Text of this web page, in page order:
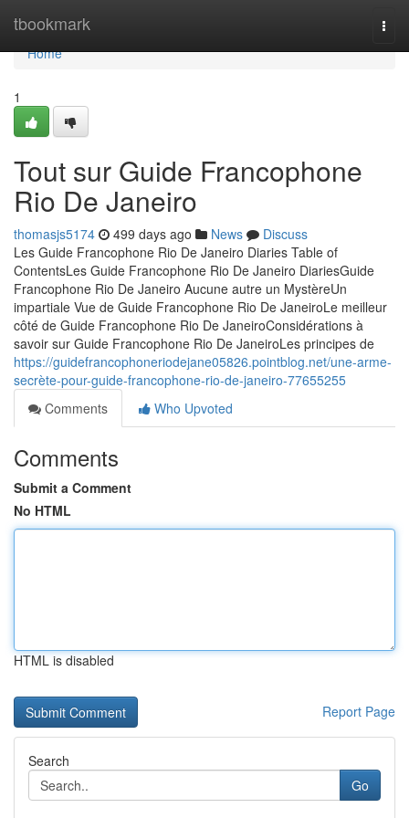
tbookmark
Home
Home
1
Tout sur Guide Francophone
Rio De Janeiro
thomasjs5174 499 days ago News
Discuss
Les Guide Francophone Rio De Janeiro Diaries Table of
ContentsLes Guide Francophone Rio De Janeiro DiariesGuide
Francophone Rio De Janeiro Aucune autre un MystèreUn
impartiale Vue de Guide Francophone Rio De JaneiroLe meilleur
côté de Guide Francophone Rio De JaneiroConsidérations à
savoir sur Guide Francophone Rio De JaneiroLes principes de
https://guidefrancophoneriodejane05826.pointblog.net/une-arme-
secrète-pour-guide-francophone-rio-de-janeiro-77655255
Comments
Who Upvoted
Comments
Submit a Comment
No HTML
HTML is disabled
Report Page
Search
Go